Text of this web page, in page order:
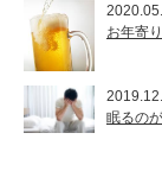
お年寄
眠るの